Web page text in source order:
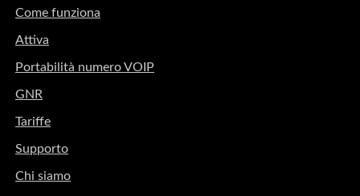
Come funziona
Attiva
Portabilità numero VOIP
GNR
Tariffe
Supporto
Chi siamo